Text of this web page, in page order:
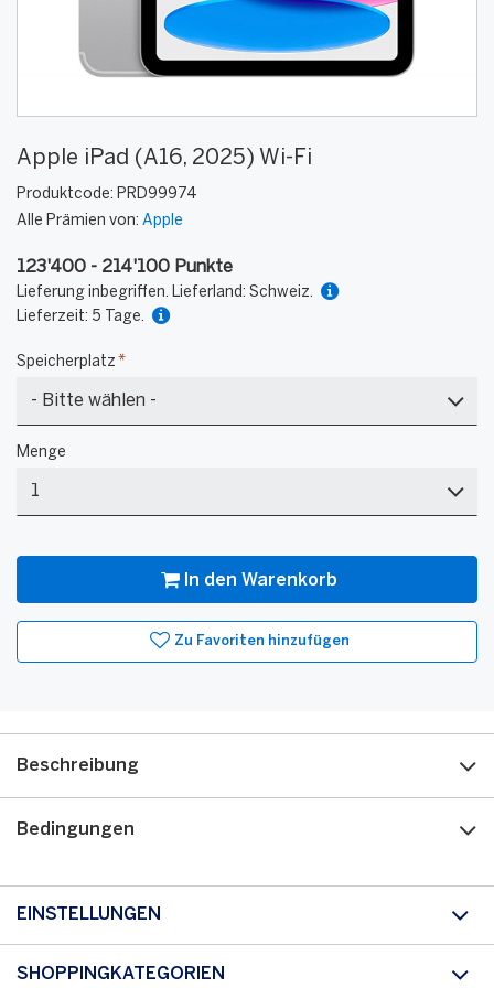
Apple iPad (A16, 2025) Wi-Fi
Produktcode: PRD99974
Alle Prämien von: Apple
123'400 - 214'100 Punkte
Lieferung inbegriffen. Lieferland: Schweiz.
Lieferzeit: 5 Tage.
Speicherplatz *
GB
Menge
In den Warenkorb
Zu Favoriten hinzufügen
Beschreibung
Bedingungen
EINSTELLUNGEN
SHOPPINGKATEGORIEN